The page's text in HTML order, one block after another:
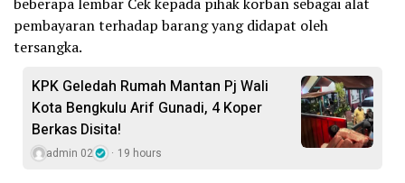
beberapa lembar Cek kepada pihak korban sebagai alat
pembayaran terhadap barang yang didapat oleh
tersangka.
KPK Geledah Rumah Mantan Pj Wali
Kota Bengkulu Arif Gunadi, 4 Koper
Berkas Disita!
admin 02 19 hours